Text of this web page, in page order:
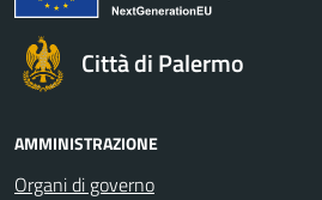
Città di Palermo
AMMINISTRAZIONE
Organi di governo